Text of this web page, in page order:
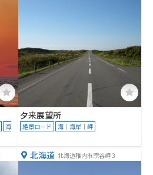
海
夕来展望所
絶景ロード 海｜海岸｜岬
北海道 北海道稚内市宗谷岬３